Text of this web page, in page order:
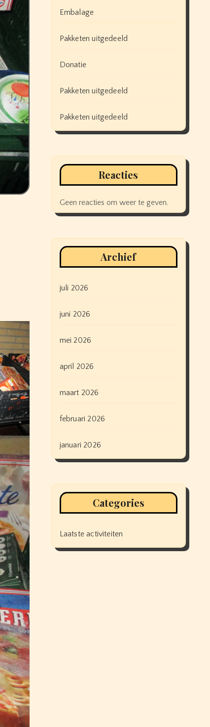
Embalage
Pakketen uitgedeeld
Donatie
Pakketen uitgedeeld
Pakketen uitgedeeld
Reacties
Geen reacties om weer te geven.
Archief
juli 2026
juni 2026
mei 2026
april 2026
maart 2026
februari 2026
januari 2026
Categories
Laatste activiteiten